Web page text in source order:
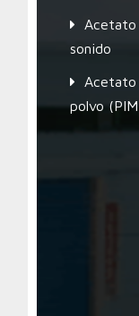
Acetato
sonido
Acetato
polvo